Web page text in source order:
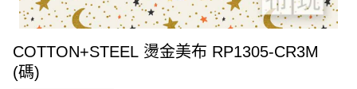
COTTON+STEEL 燙金美布 RP1305-CR3M
(碼)